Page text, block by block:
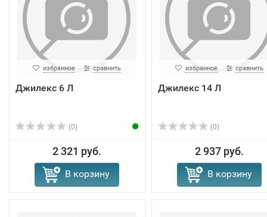
избранное сравнить
Джилекс 6 Л
(0)
2 321 руб.
В корзину
избранное сравнить
Джилекс 14 Л
(0)
2 937 руб.
В корзину